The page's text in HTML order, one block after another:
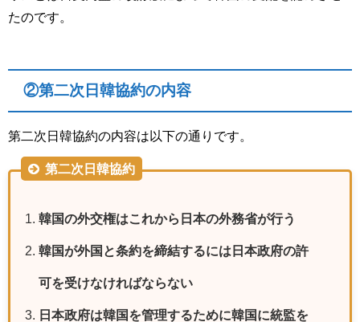
たのです。
②第二次日韓協約の内容
第二次日韓協約の内容は以下の通りです。
第二次日韓協約
韓国の外交権はこれから日本の外務省が行う
韓国が外国と条約を締結するには日本政府の許
可を受けなければならない
日本政府は韓国を管理するために韓国に統監を